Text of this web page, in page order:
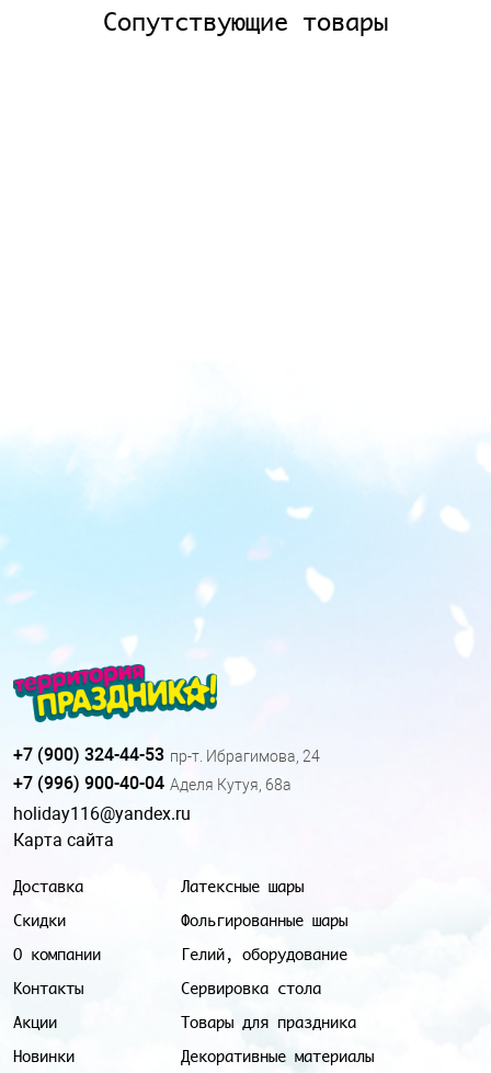
Сопутствующие товары
Доставка
Скидки
О компании
Контакты
Акции
Новинки
Латексные шары
Фольгированные шары
Гелий, оборудование
Сервировка стола
Товары для праздника
Декоративные материалы
+7 (900) 324-44-53 пр-т. Ибрагимова, 24
+7 (996) 900-40-04 Аделя Кутуя, 68а
holiday116@yandex.ru
Карта сайта